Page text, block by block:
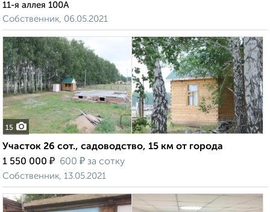
11-я аллея 100А
Собственник, 06.05.2021
15
Участок 26 сот., садоводство, 15 км от города
1 550 000 ₽ 600 ₽ за сотку
Собственник, 13.05.2021